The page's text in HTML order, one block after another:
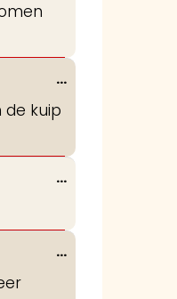
de kuip
...Wissel
...Wissel
metabox.
...Wissel